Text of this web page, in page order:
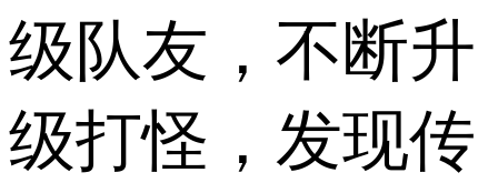
级队友，不断升
级打怪，发现传